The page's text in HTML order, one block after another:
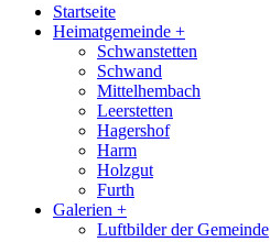
Startseite
Heimatgemeinde +
Schwanstetten
Schwand
Mittelhembach
Leerstetten
Hagershof
Harm
Holzgut
Furth
Galerien +
Luftbilder der Gemeinde